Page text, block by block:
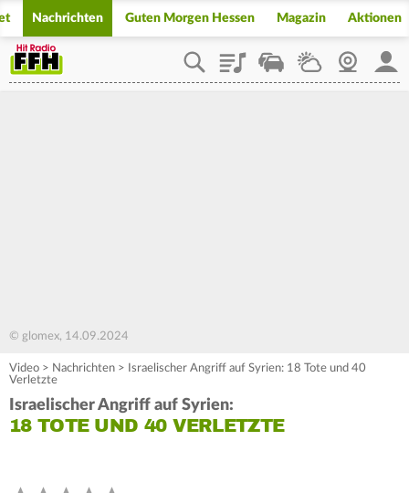
Nachrichten Guten Morgen Hessen Magazin Aktionen
PlaylistStaupilotWetterWebcam
© glomex, 14.09.2024
Video > Nachrichten >
Israelischer Angriff auf Syrien: 18 Tote und 40
Verletzte
Israelischer Angriff auf Syrien:
18 TOTE UND 40 VERLETZTE